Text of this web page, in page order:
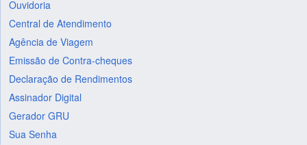
Ouvidoria
Central de Atendimento
Agência de Viagem
Emissão de Contra-cheques
Declaração de Rendimentos
Assinador Digital
Gerador GRU
Sua Senha